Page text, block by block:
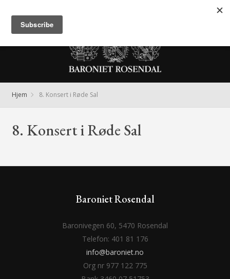
Hjem 8. Konsert i Røde Sal
8. Konsert i Røde Sal
Baroniet Rosendal
Baronivegen 60, 5470 Rosendal
Telefon: 401 81 176
info@baroniet.no
Org nr 977 122 775